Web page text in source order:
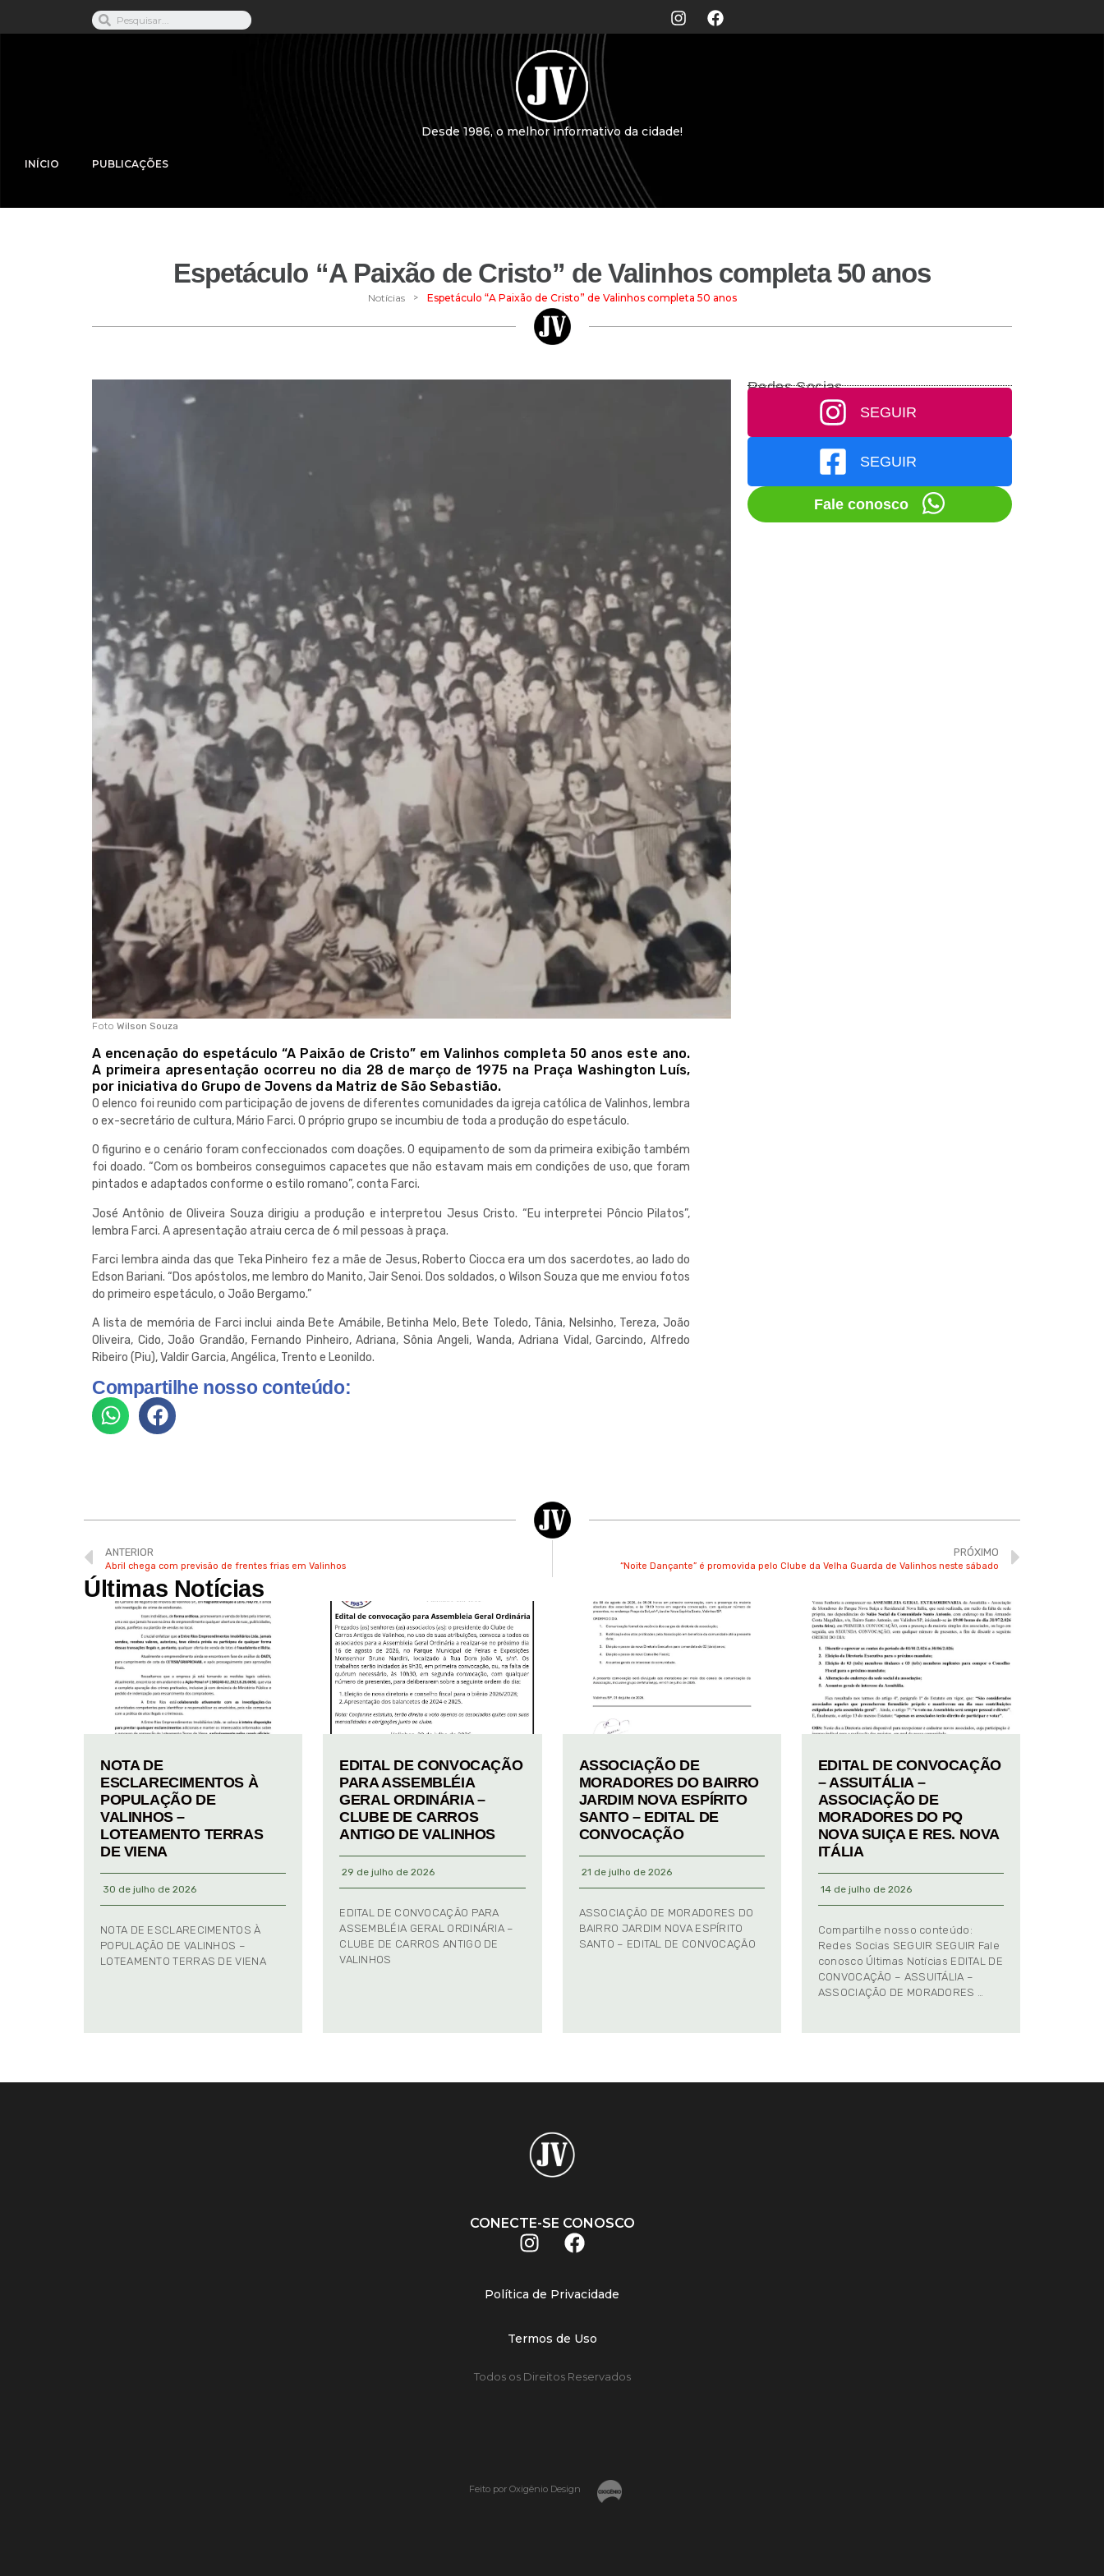
Desde 1986, o melhor informativo da cidade!
INÍCIO PUBLICAÇÕES
Espetáculo “A Paixão de Cristo” de Valinhos completa 50 anos
Notícias > Espetáculo “A Paixão de Cristo” de Valinhos completa 50 anos
Foto Wilson Souza
A encenação do espetáculo “A Paixão de Cristo” em Valinhos completa 50 anos este ano.
A primeira apresentação ocorreu no dia 28 de março de 1975 na Praça Washington Luís,
por iniciativa do Grupo de Jovens da Matriz de São Sebastião.
O elenco foi reunido com participação de jovens de diferentes comunidades da igreja católica de Valinhos, lembra
o ex-secretário de cultura, Mário Farci. O próprio grupo se incumbiu de toda a produção do espetáculo.
O figurino e o cenário foram confeccionados com doações. O equipamento de som da primeira exibição também
foi doado. “Com os bombeiros conseguimos capacetes que não estavam mais em condições de uso, que foram
pintados e adaptados conforme o estilo romano”, conta Farci.
José Antônio de Oliveira Souza dirigiu a produção e interpretou Jesus Cristo. “Eu interpretei Pôncio Pilatos”,
lembra Farci. A apresentação atraiu cerca de 6 mil pessoas à praça.
Farci lembra ainda das que Teka Pinheiro fez a mãe de Jesus, Roberto Ciocca era um dos sacerdotes, ao lado do
Edson Bariani. “Dos apóstolos, me lembro do Manito, Jair Senoi. Dos soldados, o Wilson Souza que me enviou fotos
do primeiro espetáculo, o João Bergamo.”
A lista de memória de Farci inclui ainda Bete Amábile, Betinha Melo, Bete Toledo, Tânia, Nelsinho, Tereza, João
Oliveira, Cido, João Grandão, Fernando Pinheiro, Adriana, Sônia Angeli, Wanda, Adriana Vidal, Garcindo, Alfredo
Ribeiro (Piu), Valdir Garcia, Angélica, Trento e Leonildo.
Compartilhe nosso conteúdo:
Redes Socias
SEGUIR
SEGUIR
Fale conosco
ANTERIOR
Abril chega com previsão de frentes frias em Valinhos
PRÓXIMO
“Noite Dançante” é promovida pelo Clube da Velha Guarda de Valinhos neste sábado
Últimas Notícias
NOTA DE
ESCLARECIMENTOS À
POPULAÇÃO DE
VALINHOS –
LOTEAMENTO TERRAS
DE VIENA
30 de julho de 2026
NOTA DE ESCLARECIMENTOS À
POPULAÇÃO DE VALINHOS –
LOTEAMENTO TERRAS DE VIENA
EDITAL DE CONVOCAÇÃO
PARA ASSEMBLÉIA
GERAL ORDINÁRIA –
CLUBE DE CARROS
ANTIGO DE VALINHOS
29 de julho de 2026
EDITAL DE CONVOCAÇÃO PARA
ASSEMBLÉIA GERAL ORDINÁRIA –
CLUBE DE CARROS ANTIGO DE
VALINHOS
ASSOCIAÇÃO DE
MORADORES DO BAIRRO
JARDIM NOVA ESPÍRITO
SANTO – EDITAL DE
CONVOCAÇÃO
21 de julho de 2026
ASSOCIAÇÃO DE MORADORES DO
BAIRRO JARDIM NOVA ESPÍRITO
SANTO – EDITAL DE CONVOCAÇÃO
EDITAL DE CONVOCAÇÃO
– ASSUITÁLIA –
ASSOCIAÇÃO DE
MORADORES DO PQ
NOVA SUIÇA E RES. NOVA
ITÁLIA
14 de julho de 2026
Compartilhe nosso conteúdo:
Redes Socias SEGUIR SEGUIR Fale
conosco Últimas Notícias EDITAL DE
CONVOCAÇÃO – ASSUITÁLIA –
ASSOCIAÇÃO DE MORADORES …
CONECTE-SE CONOSCO
Política de Privacidade
Termos de Uso
Todos os Direitos Reservados
Feito por Oxigênio Design